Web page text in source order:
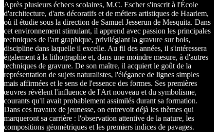
Après plusieurs échecs scolaires, M.C. Escher s'inscrit à l'École
d'architecture, d'arts décoratifs et de métiers artistiques de Haarlem,
où il étudie sous la direction de Samuel Jesserun de Mesquita. Dans
cet environnement stimulant, il apprend avec passion les principales
techniques de l'art graphique, privilégiant la gravure sur bois,
discipline dans laquelle il excelle. Au fil des années, il s'intéressera
également à la lithographie et, dans une moindre mesure, à d'autres
techniques de gravure. De son maître, il acquiert le goût de la
représentation de sujets naturalistes, l'élégance de lignes simples
mais affirmées et le sens de l'essence des formes. Ses premières
œuvres révèlent l'influence de l'Art nouveau et du symbolisme,
courants qu'il avait probablement assimilés durant sa formation.
Dans ces travaux de jeunesse, on entrevoit déjà les thèmes qui
marqueront sa carrière : l'observation attentive de la nature, les
compositions géométriques et les premiers indices de pavages.